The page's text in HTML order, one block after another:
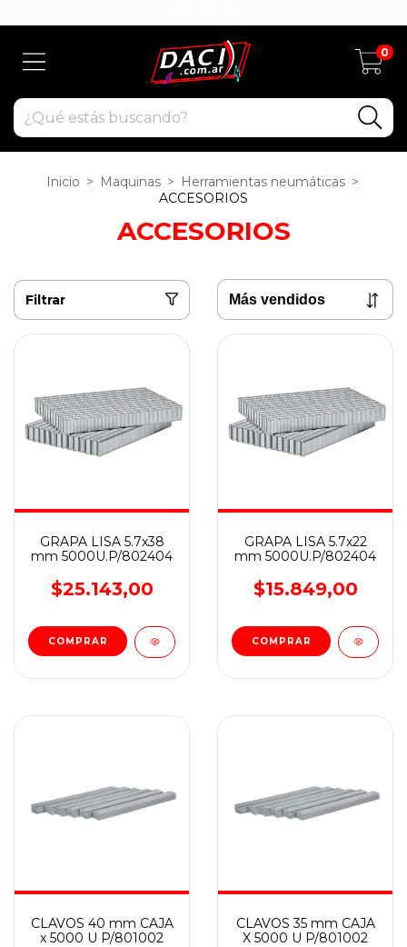
0
Inicio > Maquinas > Herramientas neumáticas >
ACCESORIOS
ACCESORIOS
Filtrar
GRAPA LISA 5.7x38
mm 5000U.P/802404
$25.143,00
GRAPA LISA 5.7x22
mm 5000U.P/802404
$15.849,00
CLAVOS 40 mm CAJA
x 5000 U P/801002
CLAVOS 35 mm CAJA
X 5000 U P/801002